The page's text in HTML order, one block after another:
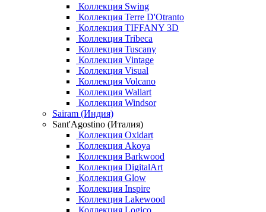
Коллекция Swing
Коллекция Terre D'Otranto
Коллекция TIFFANY 3D
Коллекция Tribeca
Коллекция Tuscany
Коллекция Vintage
Коллекция Visual
Коллекция Volcano
Коллекция Wallart
Коллекция Windsor
Sairam (Индия)
Sant'Agostino (Италия)
Коллекция Oxidart
Коллекция Akoya
Коллекция Barkwood
Коллекция DigitalArt
Коллекция Glow
Коллекция Inspire
Коллекция Lakewood
Коллекция Logico